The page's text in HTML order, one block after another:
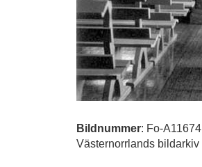
Bildnummer: Fo-A11674
Västernorrlands bildarkiv